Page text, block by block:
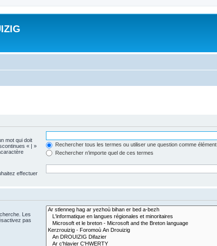
mot qui doit
« | »
Rechercher tous les termes ou utiliser une question comme élément
Rechercher n’importe quel de ces termes
effectuer
Les
pas